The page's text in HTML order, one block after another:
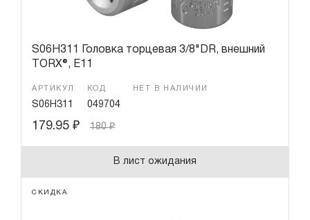
S06H311 Головка торцевая 3/8"DR, внешний
TORX®, Е11
АРТИКУЛ
S06H311
КОД
049704
НЕТ В НАЛИЧИИ
179.95 ₽ 180₽
В лист ожидания
СКИДКА